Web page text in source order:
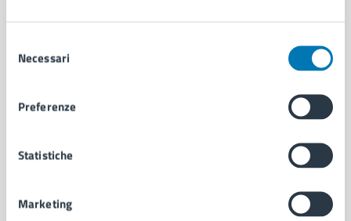
delNecessari
Preferenze
Statistiche
Marketing
Enti e fondazioni
Personale amministrativo